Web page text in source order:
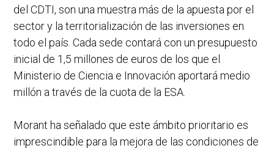
del CDTI, son una muestra más de la apuesta por el
sector y la territorialización de las inversiones en
todo el país. Cada sede contará con un presupuesto
inicial de 1,5 millones de euros de los que el
Ministerio de Ciencia e Innovación aportará medio
millón a través de la cuota de la ESA.
Morant ha señalado que este ámbito prioritario es
imprescindible para la mejora de las condiciones de